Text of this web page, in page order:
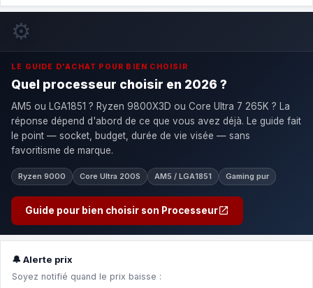
⚙️
LE GUIDE D'ACHAT POUR BIEN CHOISIR
Quel processeur choisir en 2026 ?
AM5 ou LGA1851 ? Ryzen 9800X3D ou Core Ultra 7 265K ? La
réponse dépend d'abord de ce que vous avez déjà. Le guide fait
le point — socket, budget, durée de vie visée — sans
favoritisme de marque.
Ryzen 9000 Core Ultra 200S AM5 / LGA1851 Gaming pur
Guide pour bien choisir son Processeur
🔔 Alerte prix
Soyez notifié quand le prix baisse :